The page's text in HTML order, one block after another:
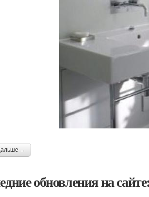
→
обновления на сайте: